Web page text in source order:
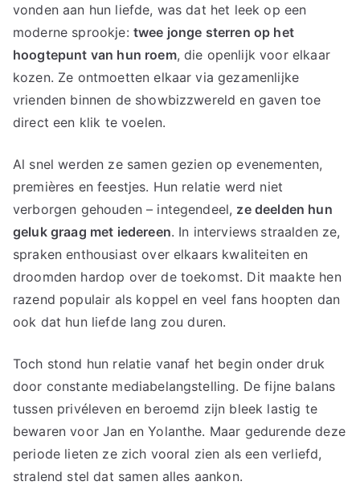
vonden aan hun liefde, was dat het leek op een
moderne sprookje: twee jonge sterren op het
hoogtepunt van hun roem, die openlijk voor elkaar
kozen. Ze ontmoetten elkaar via gezamenlijke
vrienden binnen de showbizzwereld en gaven toe
direct een klik te voelen.
Al snel werden ze samen gezien op evenementen,
premières en feestjes. Hun relatie werd niet
verborgen gehouden – integendeel, ze deelden hun
geluk graag met iedereen. In interviews straalden ze,
spraken enthousiast over elkaars kwaliteiten en
droomden hardop over de toekomst. Dit maakte hen
razend populair als koppel en veel fans hoopten dan
ook dat hun liefde lang zou duren.
Toch stond hun relatie vanaf het begin onder druk
door constante mediabelangstelling. De fijne balans
tussen privéleven en beroemd zijn bleek lastig te
bewaren voor Jan en Yolanthe. Maar gedurende deze
periode lieten ze zich vooral zien als een verliefd,
stralend stel dat samen alles aankon.